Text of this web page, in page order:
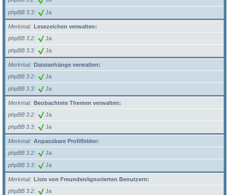
phpBB 3.3 Ja
Merkmal
Lesezeichen verwalten:
phpBB 3.2
Ja
phpBB 3.3 Ja
Merkmal
Dateianhänge verwalten:
phpBB 3.2
Ja
phpBB 3.3 Ja
Merkmal
Beobachtete Themen verwalten:
phpBB 3.2
Ja
phpBB 3.3 Ja
Merkmal
Anpassbare Profilfelder:
phpBB 3.2
Ja
phpBB 3.3 Ja
Merkmal
Liste von Freunden/ignorierten Benutzern:
phpBB 3.2
Ja